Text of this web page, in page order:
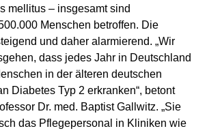
mellitus – insgesamt sind
Menschen betroffen. Die
und daher alarmierend. „Wir
dass jedes Jahr in Deutschland
in der älteren deutschen
Diabetes Typ 2 erkranken“, betont
Dr. med. Baptist Gallwitz. „Sie
das Pflegepersonal in Kliniken wie